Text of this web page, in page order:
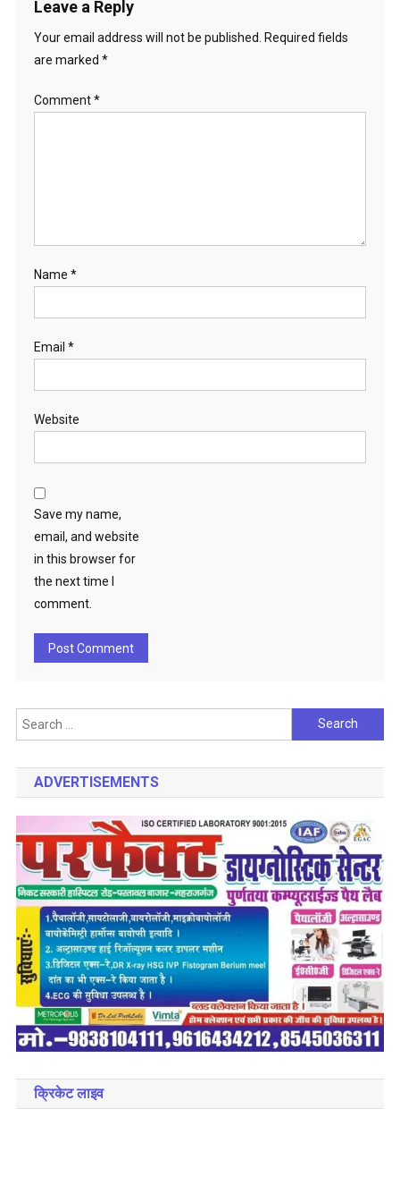
Leave a Reply
Your email address will not be published.
Required fields
are marked *
Comment*
Name *
Email *
Website
Save my name,
email, and website
in this browser for
the next time I
comment.
Search
for:
ADVERTISEMENTS
क्रिकेट लाइव